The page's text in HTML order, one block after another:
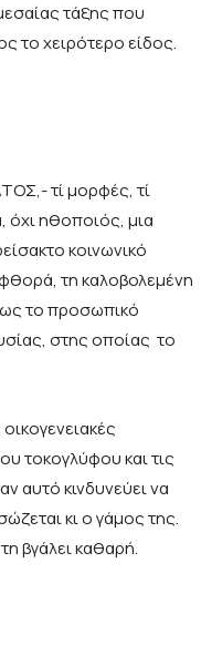
τάξης που
το χειρότερο είδος.
τί μορφές, τί
όχι ηθοποιός, μια
κοινωνικό
τη καλοβολεμένη
το προσωπικό
στης οποίας το
τοκογλύφου και τις
αυτό κινδυνεύει να
κι ο γάμος της.
βγάλει καθαρή.